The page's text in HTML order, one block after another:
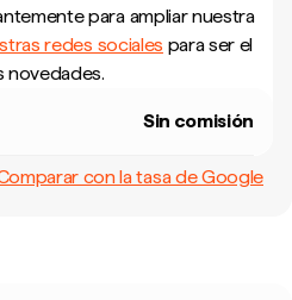
para ampliar nuestra
redes sociales para ser el
novedades.
Sin comisión
con la tasa de Google